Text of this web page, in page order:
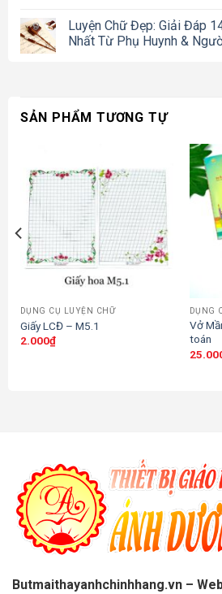
Luyện Chữ Đẹp: Giải Đáp
Nhất Từ Phụ Huynh &
SẢN PHẨM TƯƠNG TỰ
DỤNG CỤ LUYỆN CHỮ
Giấy LCĐ – M5.1
2.000₫
DỤNG
Vở
toán
Butmaithayanhchinhhang.vn –